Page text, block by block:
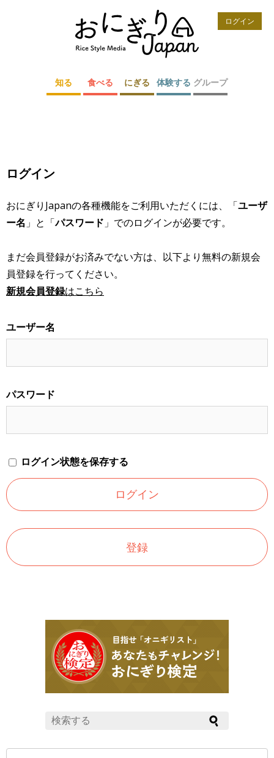
ログイン
知る 食べる にぎる 体験する グループ
ログイン
おにぎりJapanの各種機能をご利用いただくには、「ユーザ
ー名 」と「パスワード 」でのログインが必要です。
まだ会員登録がお済みでない方は、以下より無料の新規会
員登録を行ってください。
新規会員登録はこちら
ユーザー名
パスワード
ログイン状態を保存する
登録